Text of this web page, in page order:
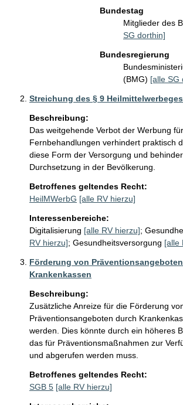
Bundestag
Mitglieder des
SG dorthin]
Bundesregierung
(BMG) [alle SG
Streichung des § 9
Beschreibung:
Das weitgehende Verbot der Werbung für
Fernbehandlungen verhindert praktisch
diese Form der Versorgung und
Durchsetzung in der Bevölkerung.
Betroffenes geltendes Recht:
HeilMWerbG [alle RV hierzu]
Interessenbereiche:
Digitalisierung [alle RV hierzu];
RV hierzu]; Gesundheitsversorgung [alle
Förderung von
Krankenkassen
Beschreibung:
Zusätzliche Anreize für die Förderung
Präventionsangeboten durch
werden. Dies könnte durch ein höheres
das für Präventionsmaßnahmen zur
und abgerufen werden muss.
Betroffenes geltendes Recht:
SGB 5 [alle RV hierzu]